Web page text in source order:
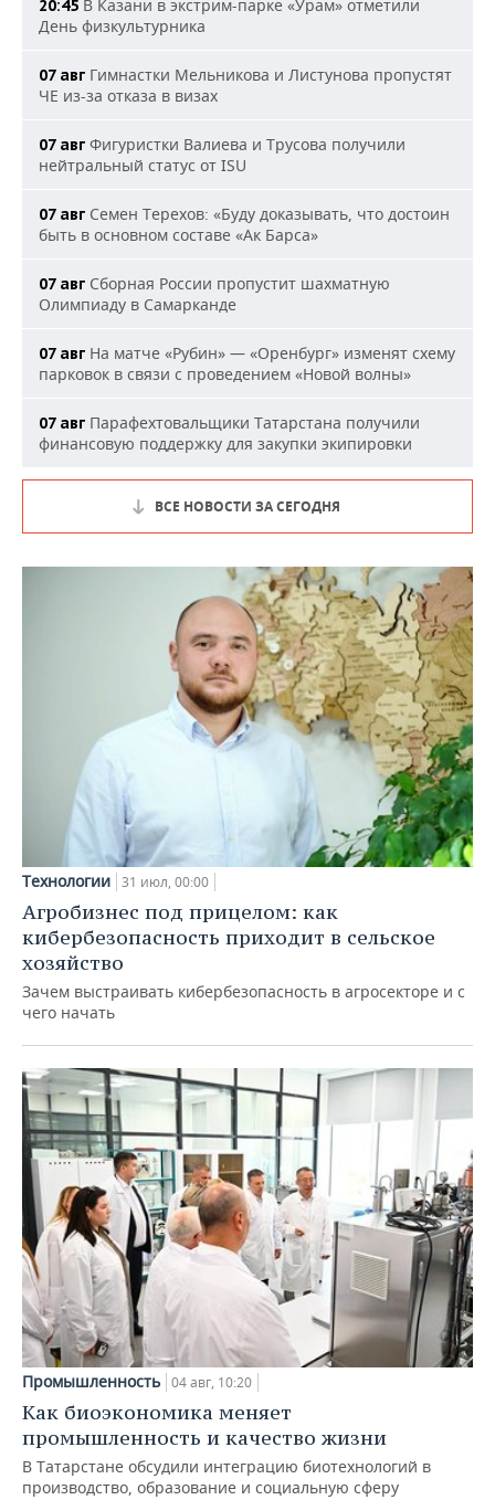
20:45 В Казани в экстрим-парке «Урам» отметили
День физкультурника
07 авг Гимнастки Мельникова и Листунова пропустят
ЧЕ из-за отказа в визах
07 авг Фигуристки Валиева и Трусова получили
нейтральный статус от ISU
07 авг Семен Терехов: «Буду доказывать, что достоин
быть в основном составе «Ак Барса»
07 авг Сборная России пропустит шахматную
Олимпиаду в Самарканде
07 авг На матче «Рубин» — «Оренбург» изменят схему
парковок в связи с проведением «Новой волны»
07 авг Парафехтовальщики Татарстана получили
финансовую поддержку для закупки экипировки
ВСЕ НОВОСТИ ЗА СЕГОДНЯ
Технологии 31 июл, 00:00
Агробизнес под прицелом: как
кибербезопасность приходит в сельское
хозяйство
Зачем выстраивать кибербезопасность в агросекторе и с
чего начать
Промышленность 04 авг, 10:20
Как биоэкономика меняет
промышленность и качество жизни
В Татарстане обсудили интеграцию биотехнологий в
производство, образование и социальную сферу